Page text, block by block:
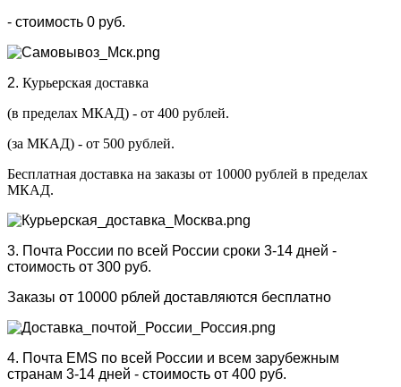
- стоимость 0 руб.
2. Курьерская доставка
(в пределах МКАД) - от 400 рублей.
(за МКАД) - от 500 рублей.
Бесплатная доставка на заказы от 10000 рублей в пределах
МКАД.
3. Почта России по всей России сроки 3-14 дней -
стоимость от 300 руб.
Заказы от 10000 рблей доставляются бесплатно
4. Почта EMS по всей России и всем зарубежным
странам 3-14 дней - стоимость от 400 руб.